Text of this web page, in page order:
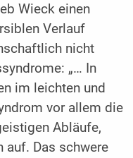
Wieck einen
Verlauf
nicht
„… In
im leichten und
vor allem die
Abläufe,
auf. Das schwere